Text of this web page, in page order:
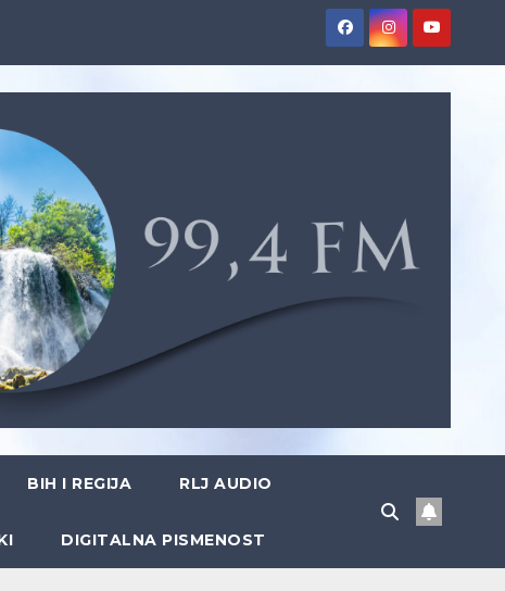
BIH I REGIJA RLJ AUDIO
DIGITALNA PISMENOST